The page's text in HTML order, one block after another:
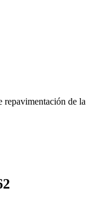
repavimentación de la